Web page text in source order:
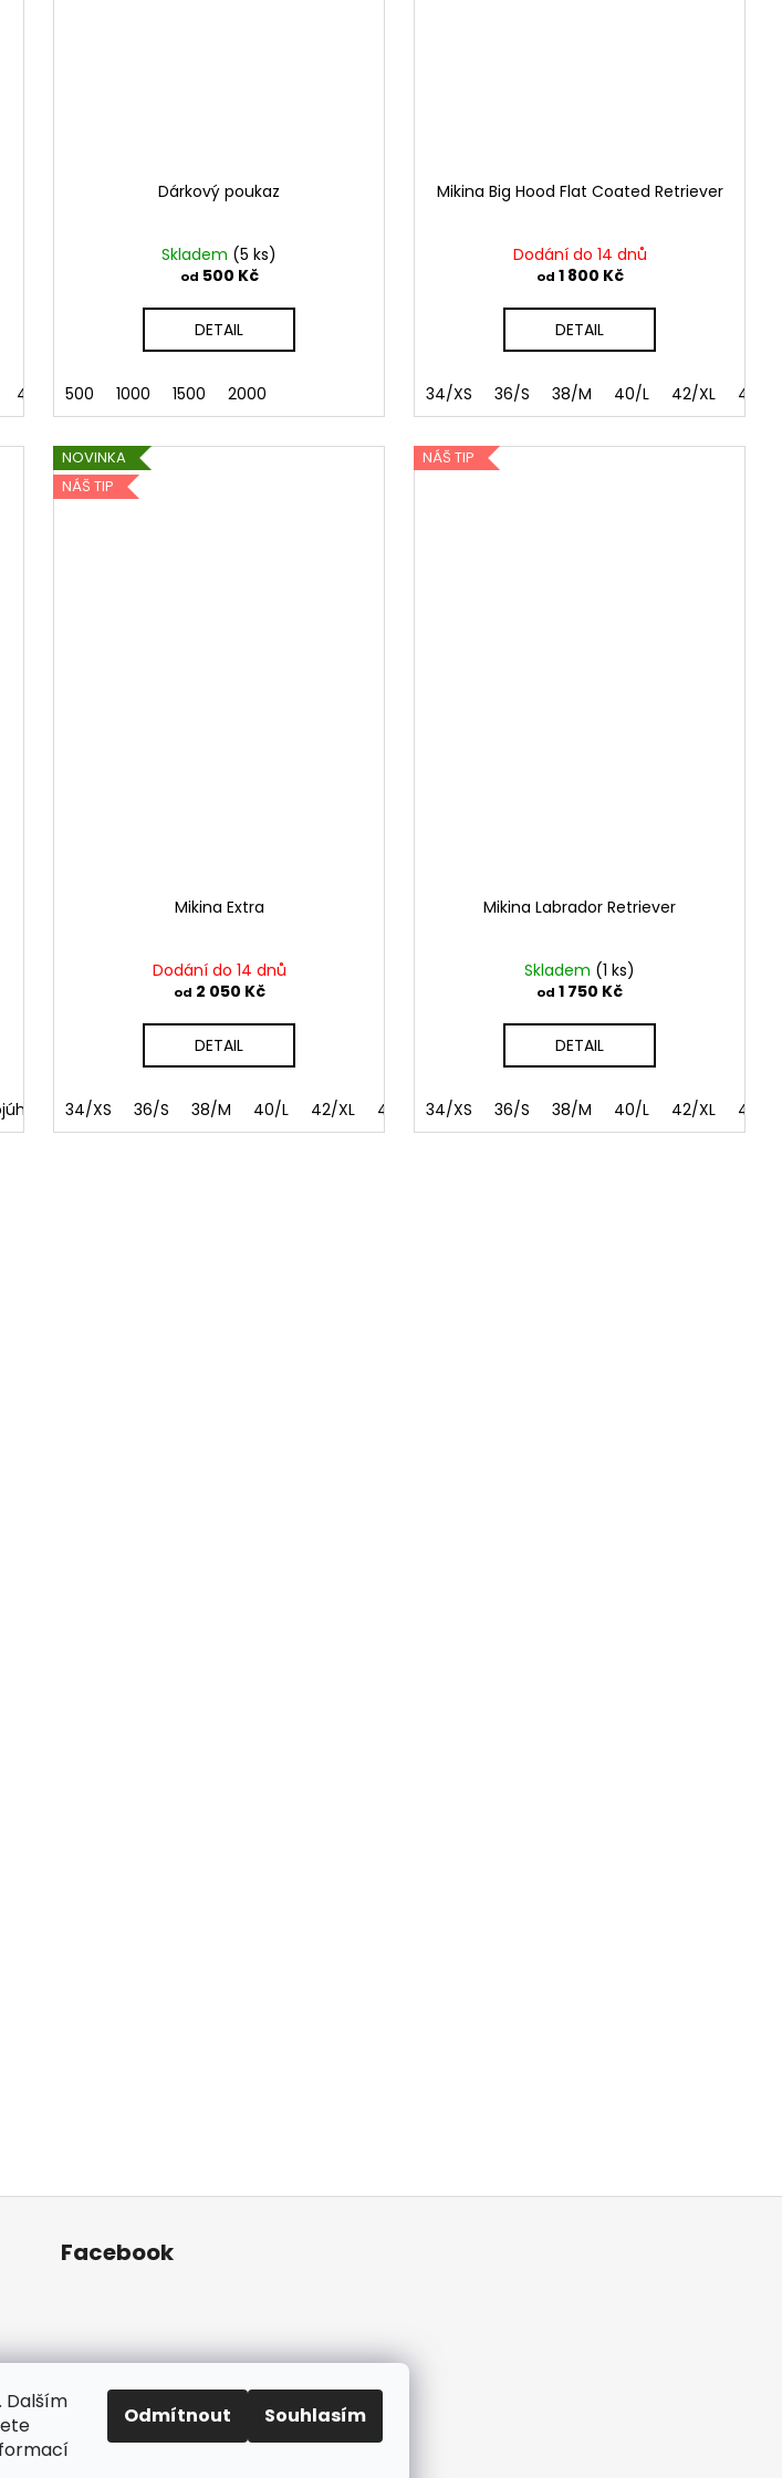
Dalším
Odmítnout Souhlasím
44/XXL "na míru" 46/XXXL
Dárkový poukaz
Skladem (5 ks)
od 500 Kč
DETAIL
500 1000 1500 2000
Mikina Big Hood Flat Coated Retriever
Dodání do 14 dnů
od 1 800 Kč
DETAIL
34/XS 36/S 38/M 40/L 42/XL 44/
3. tmavě modrá rybí kost 4. žíhaná zelená 5. červeno-černé květy 6. maskáč
NOVINKA
NÁŠ TIP
Mikina Extra
Dodání do 14 dnů
od 2 050 Kč
DETAIL
34/XS 36/S 38/M 40/L 42/XL 44/XXL "na míru"
NÁŠ TIP
Mikina Labrador Retriever
Skladem (1 ks)
od 1 750 Kč
DETAIL
34/XS 36/S 38/M 40/L 42/XL 44/
Facebook